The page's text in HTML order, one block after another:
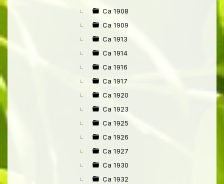
Ca 1908
Ca 1909
Ca 1913
Ca 1914
Ca 1916
Ca 1917
Ca 1920
Ca 1923
Ca 1925
Ca 1926
Ca 1927
Ca 1930
Ca 1932